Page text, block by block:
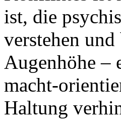
ist, die
verstehen
Augenhöhe –
macht-
Haltung